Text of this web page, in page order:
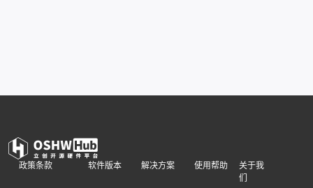
政策条款 软件版本 解决方案 使用帮助
关于我
们